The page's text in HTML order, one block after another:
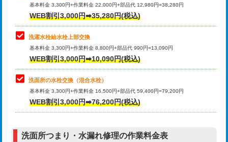
排水管工事（排水管工事/3ｍまで） 55,000円
排水管工事（追加 排水管工事/3ｍ超
え）
マス交換（土の掘削・埋め戻し作業）
マス交換（深さ50㎝未満）
マス交換（深さ50㎝以上）
その他部品の脱着
交換・取付（タンク）
交換・取付(単水栓（壁付・デッキ
式）)
交換・取付(混合水栓（壁付・デッキ
式・ワンホール）)
16,500円+材料費
（P/S/ポップアップ））
基本料金 3,300円+作業料金 22,000円+部品代 12,980円=38,280円
WEB割引3,000円➡35,280円(税込)
洗濯水栓給水栓上部交換
基本料金 3,300円+作業料金 8,800円+部品代 990円=13,090円
WEB割引3,000円➡10,090円(税込)
洗面所の水栓交換（混合水栓）
基本料金 3,300円+作業料金 16,500円+部品代 59,400円=79,200円
WEB割引3,000円➡76,200円(税込)
洗面所つまり・水漏れ修理の作業料金表